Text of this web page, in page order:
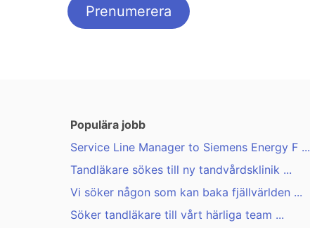
Populära jobb
Service Line Manager to Siemens Energy F ...
Tandläkare sökes till ny tandvårdsklinik ...
Vi söker någon som kan baka fjällvärlden ...
Söker tandläkare till vårt härliga team ...